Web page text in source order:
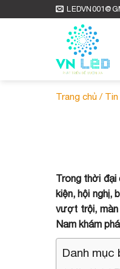
Trang chủ /
Trong thời đại
kiện, hội nghị,
vượt trội, màn
Nam khám
Danh mục